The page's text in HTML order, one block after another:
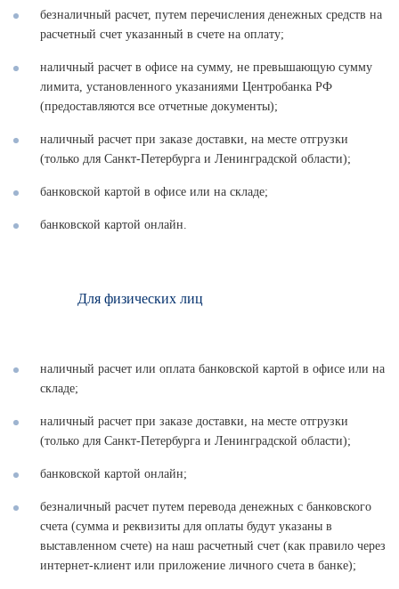
безналичный расчет, путем перечисления денежных средств на
расчетный счет указанный в счете на оплату;
наличный расчет в офисе на сумму, не превышающую сумму
лимита, установленного указаниями Центробанка РФ
(предоставляются все отчетные документы);
наличный расчет при заказе доставки, на месте отгрузки
(только для Санкт-Петербурга и Ленинградской области);
банковской картой в офисе или на складе;
банковской картой онлайн.
Для физических лиц
наличный расчет или оплата банковской картой в офисе или на
складе;
наличный расчет при заказе доставки, на месте отгрузки
(только для Санкт-Петербурга и Ленинградской области);
банковской картой онлайн;
безналичный расчет путем перевода денежных с банковского
счета (сумма и реквизиты для оплаты будут указаны в
выставленном счете) на наш расчетный счет (как правило через
интернет-клиент или приложение личного счета в банке);